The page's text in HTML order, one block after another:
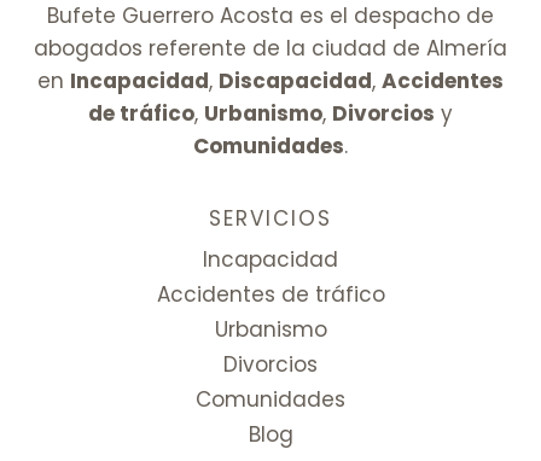
Bufete Guerrero Acosta es el despacho de
abogados referente de la ciudad de Almería
en Incapacidad, Discapacidad, Accidentes
de tráfico, Urbanismo, Divorcios y
Comunidades.
SERVICIOS
Incapacidad
Accidentes de tráfico
Urbanismo
Divorcios
Comunidades
Blog